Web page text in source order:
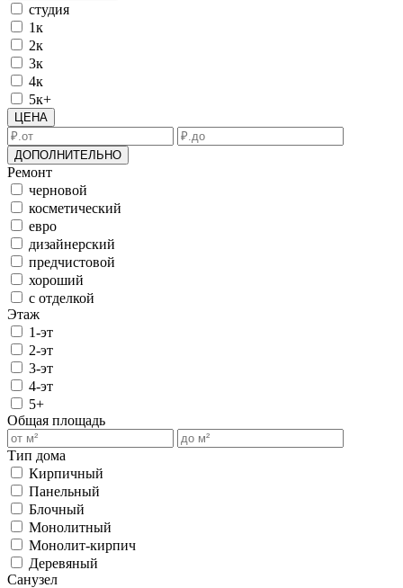
студия
1к
2к
3к
4к
5к+
ЦЕНА
ДОПОЛНИТЕЛЬНО
Ремонт
черновой
косметический
евро
дизайнерский
предчистовой
хороший
с отделкой
Этаж
1-эт
2-эт
3-эт
4-эт
5+
Общая площадь
Тип дома
Кирпичный
Панельный
Блочный
Монолитный
Монолит-кирпич
Деревяный
Санузел